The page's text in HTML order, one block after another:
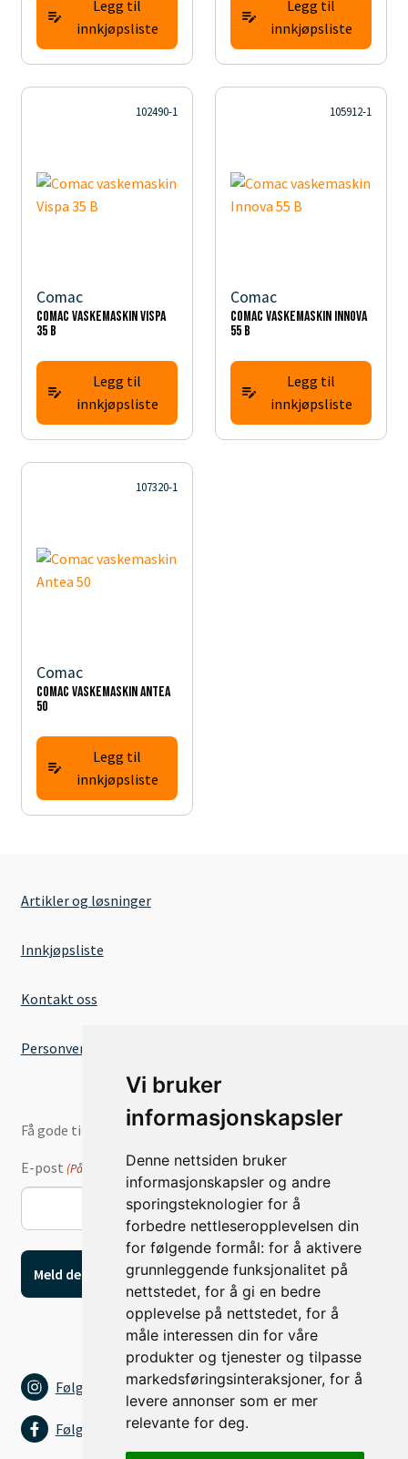
Vi bruker
informasjonskapsler
Denne nettsiden bruker
informasjonskapsler og andre
sporingsteknologier for å
forbedre nettleseropplevelsen din
for følgende formål: for å aktivere
grunnleggende funksjonalitet på
nettstedet, for å gi en bedre
opplevelse på nettstedet, for å
måle interessen din for våre
produkter og tjenester og tilpasse
markedsføringsinteraksjoner, for å
levere annonser som er mer
relevante for deg.
Legg til
innkjøpsliste
Legg til
innkjøpsliste
102490-1
Comac
Comac vaskemaskin Vispa
35 B
Legg til
innkjøpsliste
105912-1
Comac
Comac vaskemaskin Innova
55 B
Legg til
innkjøpsliste
107320-1
Comac
Comac vaskemaskin Antea
50
Legg til
innkjøpsliste
Artikler og løsninger
Innkjøpsliste
Kontakt oss
Personvernserklæring
Få gode tilbud og nyheter på e-post
E-post (Påkrevd)
Følg oss på Instagram
Følg oss på Facebook